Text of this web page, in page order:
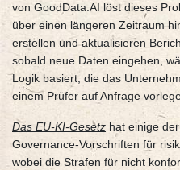
von GoodData.AI löst dieses
über einen längeren Zeitraum
erstellen und aktualisieren
sobald neue Daten eingehen,
Logik basiert, die das
einem Prüfer auf Anfrage
Das EU-KI-Gesetz hat einige
Governance-Vorschriften für
wobei die Strafen für nicht